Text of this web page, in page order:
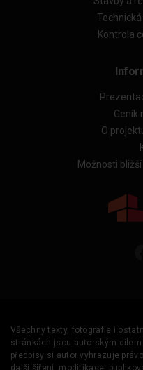
Kontrola
Ceník
O
Možnosti
Všechny texty, fotografie i
stránkách jsou autorským
předpisy si autor vyhrazuje